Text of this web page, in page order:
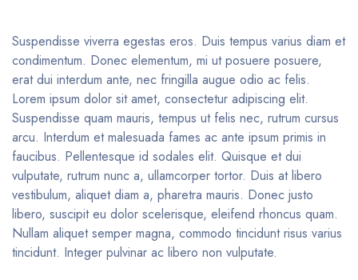
Suspendisse viverra egestas eros. Duis tempus varius diam et
condimentum. Donec elementum, mi ut posuere posuere,
erat dui interdum ante, nec fringilla augue odio ac felis.
Lorem ipsum dolor sit amet, consectetur adipiscing elit.
Suspendisse quam mauris, tempus ut felis nec, rutrum cursus
arcu. Interdum et malesuada fames ac ante ipsum primis in
faucibus. Pellentesque id sodales elit. Quisque et dui
vulputate, rutrum nunc a, ullamcorper tortor. Duis at libero
vestibulum, aliquet diam a, pharetra mauris. Donec justo
libero, suscipit eu dolor scelerisque, eleifend rhoncus quam.
Nullam aliquet semper magna, commodo tincidunt risus varius
tincidunt. Integer pulvinar ac libero non vulputate.